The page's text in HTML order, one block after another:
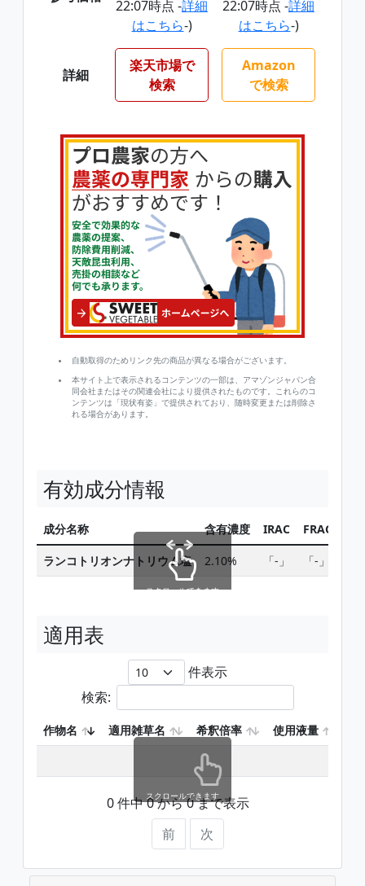
22:07時点 -詳細
はこちら-)
22:07時点 -詳細
はこちら-)
詳細
楽天市場で
検索
Amazon
で検索
自動取得のためリンク先の商品が異なる場合がございます。
本サイト上で表示されるコンテンツの一部は、アマゾンジャパン合
同会社またはその関連会社により提供されたものです。これらのコ
ンテンツは「現状有姿」で提供されており、随時変更または削除さ
れる場合があります。
有効成分情報
成分名称 含有濃度 IRAC FRAC
ランコトリオンナトリウム塩 2.10% 「-」 「-」
スクロールできます
適用表
件表示
検索:
作物名 適用雑草名 希釈倍率 使用液量
0 件中 0 から 0 まで表示
前
次
スクロールできます